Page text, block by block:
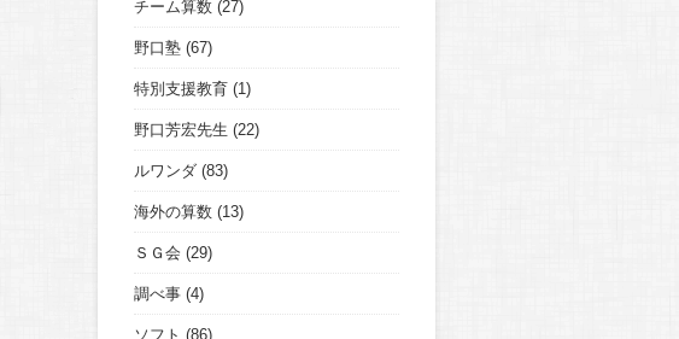
チーム算数 (27)
野口塾 (67)
特別支援教育 (1)
野口芳宏先生 (22)
ルワンダ (83)
海外の算数 (13)
ＳＧ会 (29)
調べ事 (4)
ソフト (86)